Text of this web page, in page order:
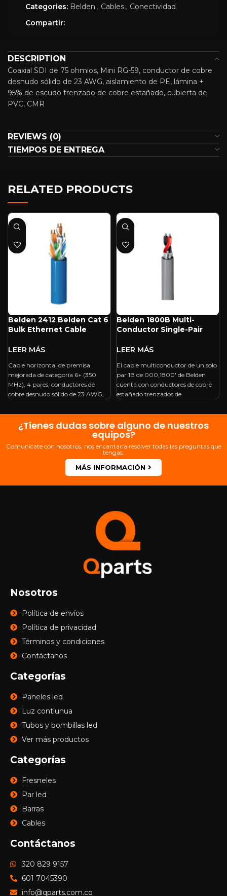
Categories: Belden , Cables, Conectividad
Compartir:
DESCRIPTION
Coaxial SDI de 75 ohmios, Mini RG-59, conductor de cobre
desnudo sólido de 23 AWG, aislamiento de PE, lámina +
95% de escudo trenzado de cobre estañado, cubierta de
PVC, CMR
REVIEWS (0)
TIEMPOS DE ENTREGA
RELATED PRODUCTS
Belden 2412 Belden Cat 6
Bulk Ethernet Cable
Cable horizontal de premisa
mejorada de categoría 6+ (350
MHz), 4 pares, conductores de
cobre desnudo sólido de 23 AWG,
Belden 1800B Multi-
Conductor Single-Pair
El cable multiconductor de un solo
par 1B de 000,1800′ de Belden
cuenta con conductores de cobre
estañado trenzados de
¿Tienes dudas sobre alguno de nuestros
equipos?
Comunícate con nosotros, nos encantaría resolver todas las preguntas que
tengas.
MÁS INFORMACIÓN
Nosotros
Política de envíos
Política de privacidad
Términos y condiciones
Contáctanos
Categorías
Paneles led
Luz contiunua
Tubos y bombillas led
Ver más productos
Categorías
Fresneles
Par led
Barras
Cables
Contáctanos
320 829 9157
601 7045390
info@qparts.com.co